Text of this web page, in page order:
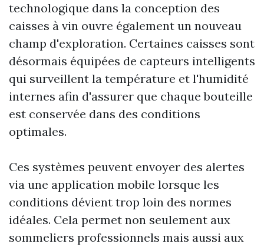
technologique dans la conception des
caisses à vin ouvre également un nouveau
champ d'exploration. Certaines caisses sont
désormais équipées de capteurs intelligents
qui surveillent la température et l'humidité
internes afin d'assurer que chaque bouteille
est conservée dans des conditions
optimales.
Ces systèmes peuvent envoyer des alertes
via une application mobile lorsque les
conditions dévient trop loin des normes
idéales. Cela permet non seulement aux
sommeliers professionnels mais aussi aux